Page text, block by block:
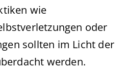
wie
oder
sollten im Licht der
werden.